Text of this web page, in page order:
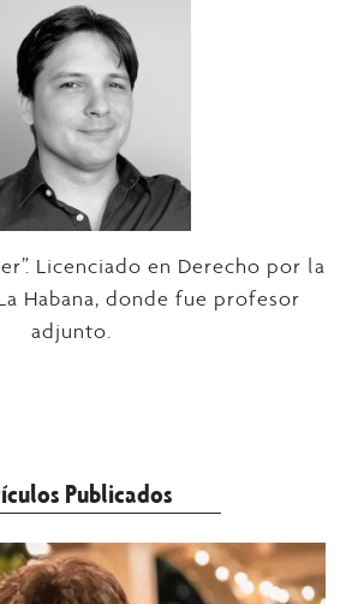
Licenciado en Derecho por la
Habana, donde fue profesor
adjunto.
Publicados